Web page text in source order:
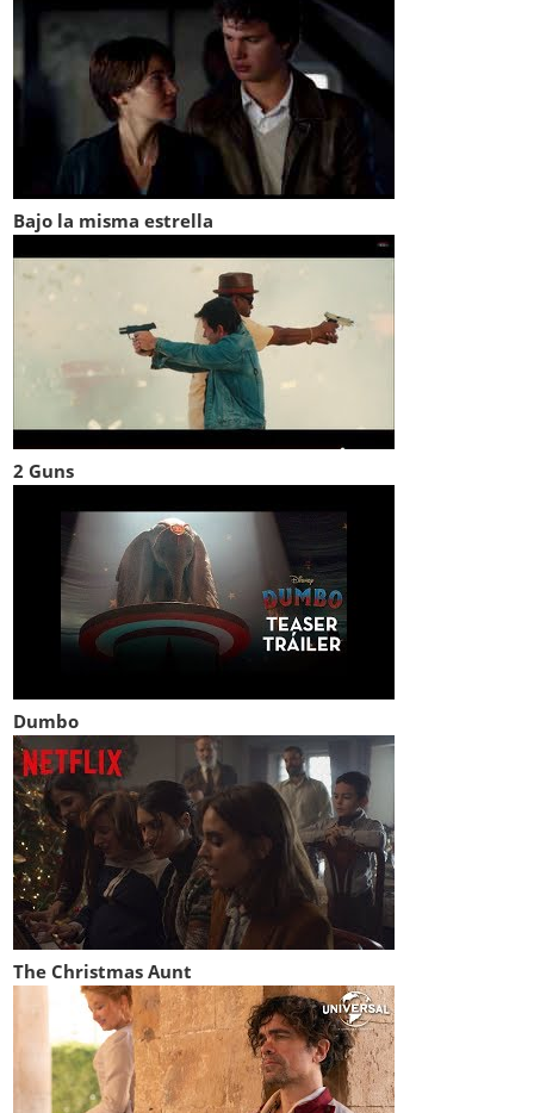
Bajo la misma estrella
2 Guns
Dumbo
The Christmas Aunt